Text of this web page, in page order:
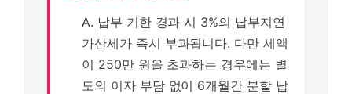
A. 납부 기한 경과 시 3%의 납부지연
가산세가 즉시 부과됩니다. 다만 세액
이 250만 원을 초과하는 경우에는 별
도의 이자 부담 없이 6개월간 분할 납